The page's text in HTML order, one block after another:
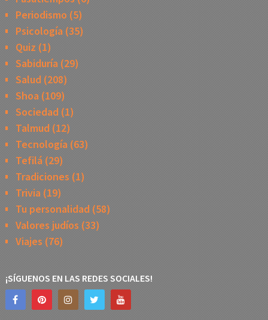
Periodismo (5)
Psicología(35)
Quiz (1)
Sabiduría(29)
Salud (208)
Shoa(109)
Sociedad(1)
Talmud (12)
Tecnología(63)
Tefilá(29)
Tradiciones (1)
Trivia(19)
Tu personalidad(58)
Valores judíos (33)
Viajes (76)
¡SÍGUENOS EN LAS REDES SOCIALES!